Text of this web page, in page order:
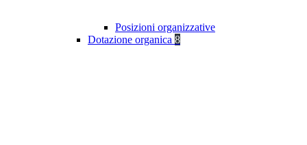
Posizioni organizzative
Dotazione organica 8